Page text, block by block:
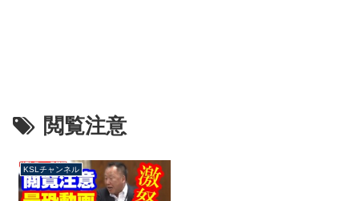
閲覧注意
KSLチャンネル